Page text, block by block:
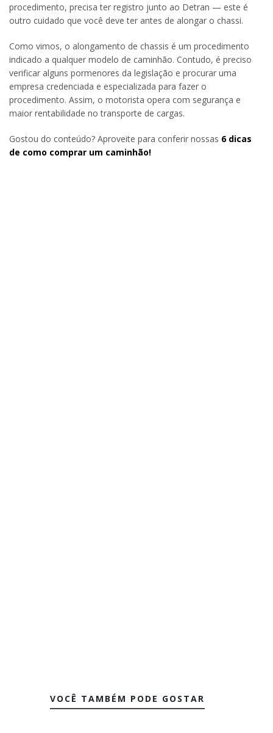
procedimento, precisa ter registro junto ao Detran — este é
outro cuidado que você deve ter antes de alongar o chassi.
Como vimos, o alongamento de chassis é um procedimento
indicado a qualquer modelo de caminhão. Contudo, é preciso
verificar alguns pormenores da legislação e procurar uma
empresa credenciada e especializada para fazer o
procedimento. Assim, o motorista opera com segurança e
maior rentabilidade no transporte de cargas.
Gostou do conteúdo? Aproveite para conferir nossas 6 dicas
de como comprar um caminhão!
VOCÊ TAMBÉM PODE GOSTAR